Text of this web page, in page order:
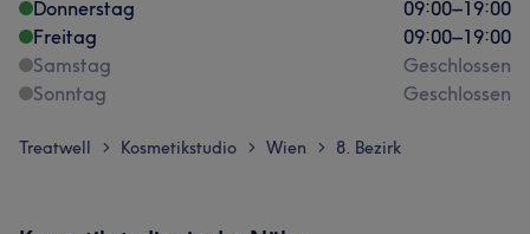
Donnerstag
09:00–19:00
Freitag
09:00–19:00
Samstag
Geschlossen
Sonntag
Geschlossen
Treatwell > Kosmetikstudio > Wien > 8. Bezirk